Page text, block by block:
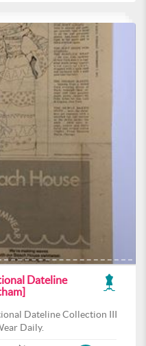
Dateline
Dateline Collection III
Daily.